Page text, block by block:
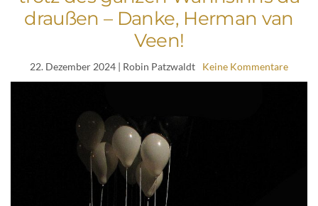
draußen – Danke, Herman van
Veen!
22. Dezember 2024 | Robin Patzwaldt Keine Kommentare